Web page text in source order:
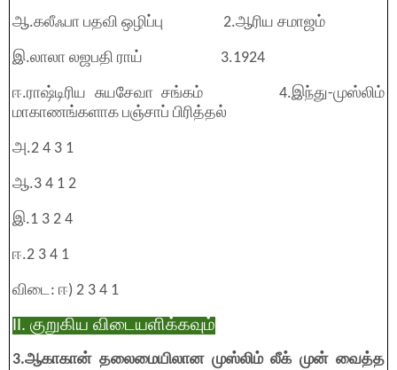
ஆ.கலீஃபா பதவி ஒழிப்பு 2.ஆரிய சமாஜம்
இ.லாலா லஜபதி ராய் 3.1924
ஈ.ராஷ்டிரிய சுயசேவா சங்கம் 4.இந்து-முஸ்லிம்
மாகாணங்களாக பஞ்சாப் பிரித்தல்
அ.2 4 3 1
ஆ.3 4 1 2
இ.1 3 2 4
ஈ.2 3 4 1
விடை: ஈ) 2 3 4 1
II. குறுகிய விடையளிக்கவும்
3.ஆகாகான் தலைமையிலான முஸ்லிம் லீக் முன் வைத்த